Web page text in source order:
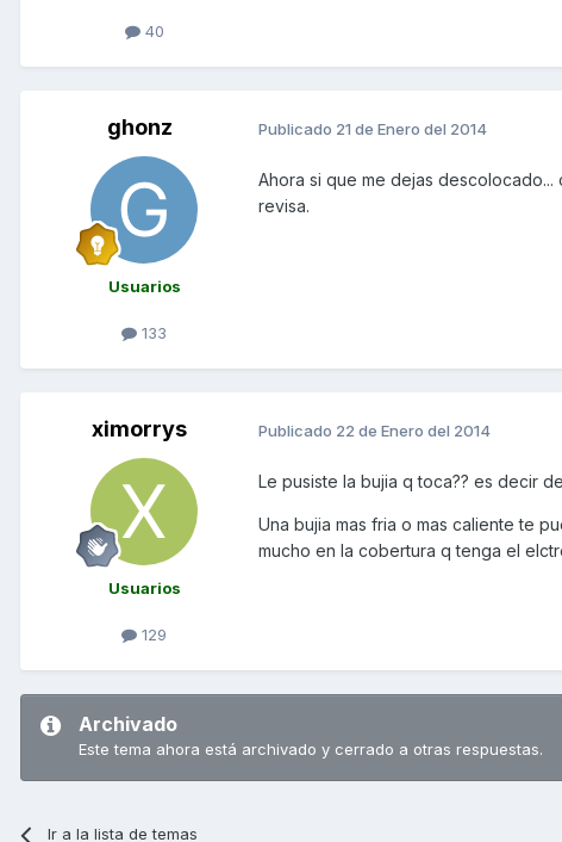
40
ghonz
Usuarios
133
Publicado 21 de Enero del 2014
Ahora si que me dejas
revisa.
ximorrys
Usuarios
129
Publicado 22 de Enero del 2014
Le pusiste la bujia q toca?? es decir
Una bujia mas fria o mas caliente te
mucho en la cobertura q tenga el
Archivado
Este tema ahora está archivado y cerrado a otras respuestas.
Ir a la lista de temas